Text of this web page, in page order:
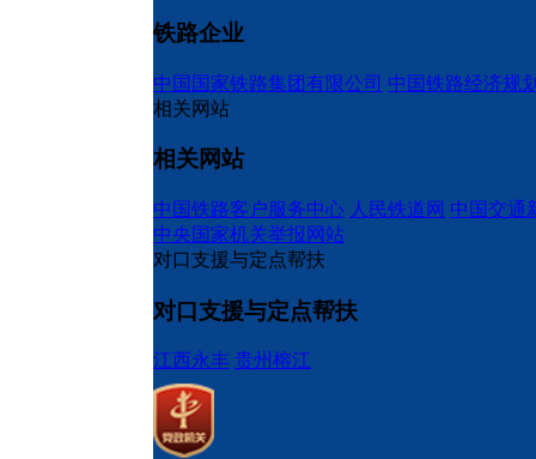
铁路企业
中国国家铁路集团有限公司 中国铁路经济规
相关网站
相关网站
中国铁路客户服务中心 人民铁道网 中国交通
中央国家机关举报网站
对口支援与定点帮扶
对口支援与定点帮扶
江西永丰 贵州榕江